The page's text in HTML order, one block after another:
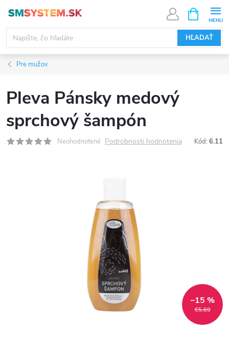
obsah
HĽADAŤ
KOŠÍK
Pre mužov
Pleva Pánsky medový
sprchový šampón
Neohodnotené Podrobnosti hodnotenia Kód: 6.11
€5,69
–15 %